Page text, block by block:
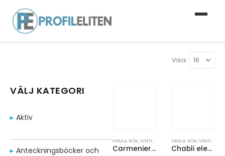
Visa:
VÄLJ KATEGORI
Aktiv
Anteckningsböcker och
HEM & KÖK,VINTILLBEHÖR
Carmenier korkskruv
HEM & KÖK,VINTILLBEHÖR
Chabli elektrisk vinöppnare